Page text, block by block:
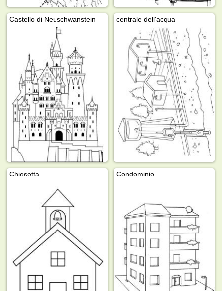
Castello di Neuschwanstein centrale dell'acqua
Chiesetta Condominio